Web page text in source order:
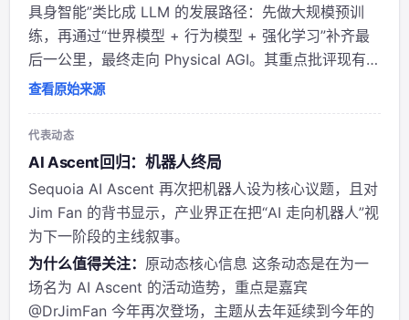
具身智能”类比成 LLM 的发展路径：先做大规模预训
练，再通过“世界模型 + 行为模型 + 强化学习”补齐最
后一公里，最终走向 Physical AGI。其重点批评现有
VLAs（视觉-语言-动作模型）能力仍不够，主张用视
完整的技术栈...
查看原始来源
代表动态
AI Ascent回归：机器人终局
Sequoia AI Ascent 再次把机器人设为核心议题，且对
Jim Fan 的背书显示，产业界正在把“AI 走向机器人”视
为下一阶段的主线叙事。
为什么值得关注： 原动态核心信息 这条动态是在为一
场名为 AI Ascent 的活动造势，重点是嘉宾
@DrJimFan 今年再次登场，主题从去年延续到今年的